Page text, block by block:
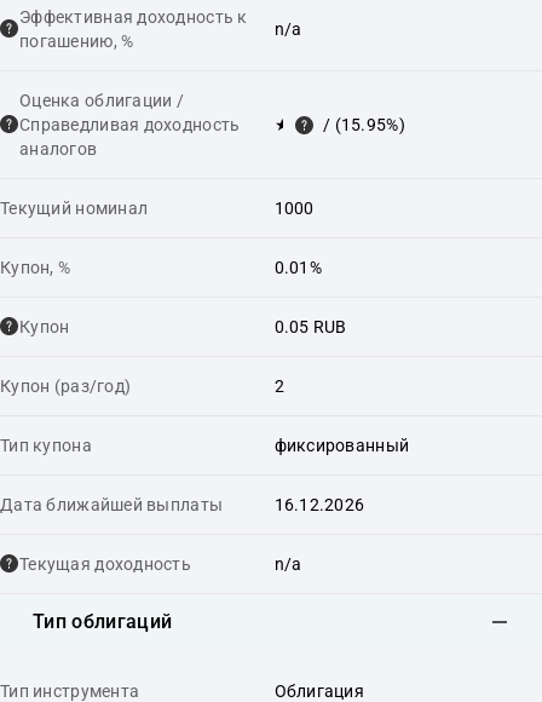
Эффективная доходность к
погашению, %
n/a
Оценка облигации /
Справедливая доходность
аналогов
★ / (15.95%)
Текущий номинал 1000
Купон, % 0.01%
Купон 0.05 RUB
Купон (раз/год) 2
Тип купона фиксированный
Дата ближайшей выплаты 16.12.2026
Текущая доходность n/a
Тип облигаций
Тип инструмента Облигация